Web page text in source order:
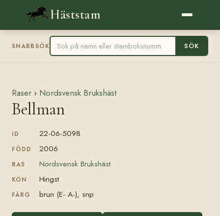
Häststam
SNABBSÖK SÖK
Raser › Nordsvensk Brukshäst
Bellman
ID 22-06-5098
FÖDD 2006
RAS Nordsvensk Brukshäst
KÖN Hingst
FÄRG brun (E- A-), snp